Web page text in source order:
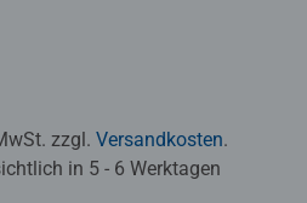
zzgl. Versandkosten.
in 5 - 6 Werktagen